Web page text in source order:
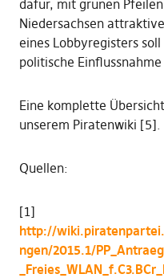
dafür, mit grünen
Niedersachsen
eines Lobbyregisters
politische
Eine komplette
unserem Piratenwiki [5].
Quellen:
[1]
http://
ngen/2015.1/